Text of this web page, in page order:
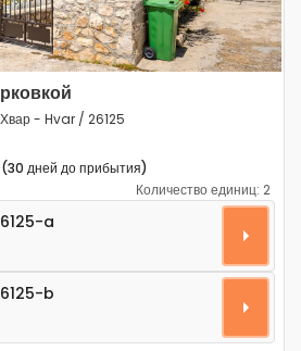
- Hvar / 26125
дней до прибытия)
Количество единиц: 2
Стари Град - Stari
a
bb